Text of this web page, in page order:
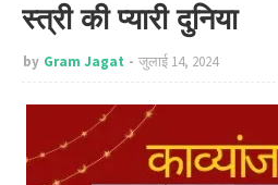
स्त्री की प्यारी दुनिया
by Gram Jagat जुलाई 14, 2024